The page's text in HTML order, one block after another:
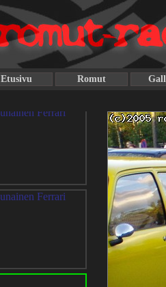
Etusivu Romut